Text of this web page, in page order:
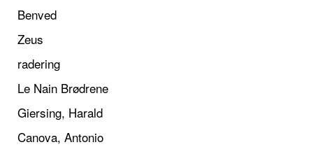
Benved
Zeus
radering
Le Nain Brødrene
Giersing, Harald
Canova, Antonio